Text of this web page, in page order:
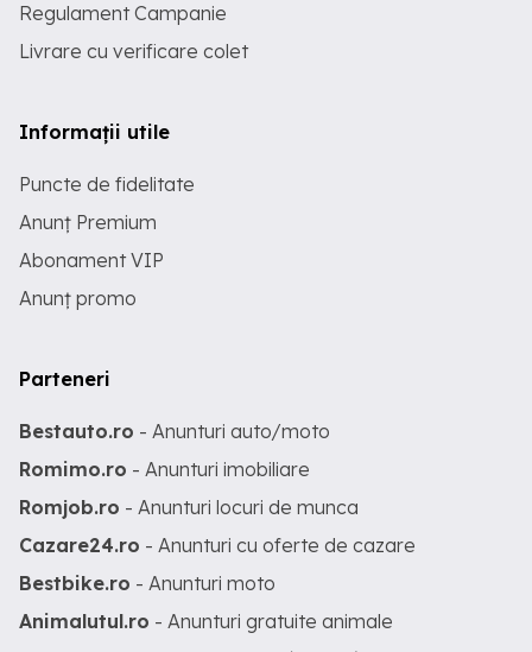
Regulament Campanie
Livrare cu verificare colet
Informații utile
Puncte de fidelitate
Anunț Premium
Abonament VIP
Anunț promo
Parteneri
Bestauto.ro - Anunturi auto/moto
Romimo.ro - Anunturi imobiliare
Romjob.ro - Anunturi locuri de munca
Cazare24.ro - Anunturi cu oferte de cazare
Bestbike.ro - Anunturi moto
Animalutul.ro - Anunturi gratuite animale